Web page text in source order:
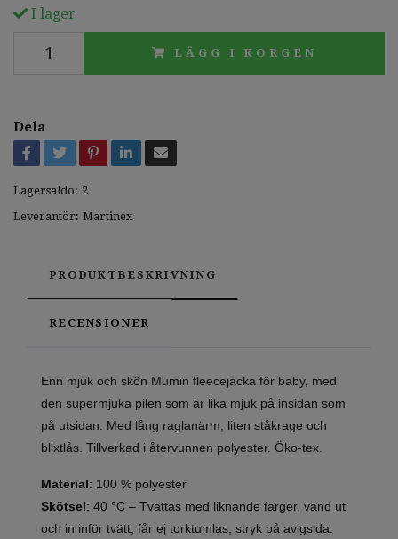
I lager
LÄGG I KORGEN
Dela
Lagersaldo: 2
Leverantör: Martinex
PRODUKTBESKRIVNING
RECENSIONER
Enn mjuk och skön Mumin fleecejacka för baby, med
den supermjuka pilen som är lika mjuk på insidan som
på utsidan. Med lång raglanärm, liten ståkrage och
blixtlås. Tillverkad i återvunnen polyester. Öko-tex.
Material: 100 % polyester
Skötsel: 40 °C – Tvättas med liknande färger, vänd ut
och in inför tvätt, får ej torktumlas, stryk på avigsida.